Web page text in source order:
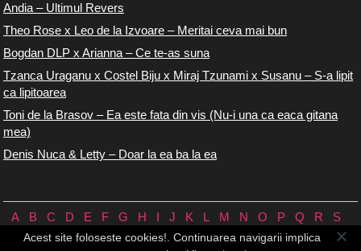
Andia – Ultimul Revers
Theo Rose x Leo de la Izvoare – Meritai ceva mai bun
Bogdan DLP x Arianna – Ce te-as suna
Tzanca Uraganu x Costel Biju x Miraj Tzunami x Susanu – S-a lipit
ca lipitoarea
Toni de la Brasov – Ea este fata din vis (Nu-i una ca eaca gitana
mea)
Denis Nuca & Letty – Doar la ea ba la ea
A B C D E F G H I J K L M N O P Q R
S
U W X 0/9
Acest site foloseste cookies!. Continuarea navigarii implica